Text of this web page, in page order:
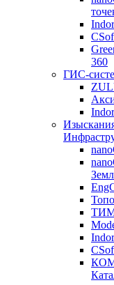
360
ГИС-